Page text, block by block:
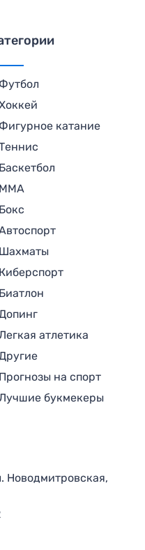
Футбол
Фигурное катание
Баскетбол
MMA
Бокс
Шахматы
Киберспорт
Биатлон
атлетика
Прогнозы на спорт
букмекеры
Новодмитровская,